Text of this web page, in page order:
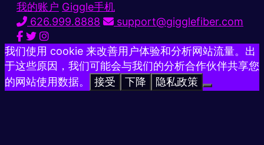
我的账户 Giggle手机
626.999.8888
support@gigglefiber.com
我们使用 cookie 来改善用户体验和分析网站流量。出
于这些原因，我们可能会与我们的分析合作伙伴共享您
的网站使用数据。
接受 下降 隐私政策